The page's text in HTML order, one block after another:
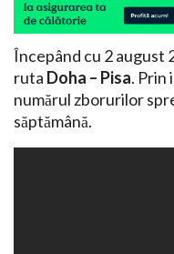
Începând cu 2 august
ruta Doha – Pisa. Prin
numărul zborurilor
săptămână.